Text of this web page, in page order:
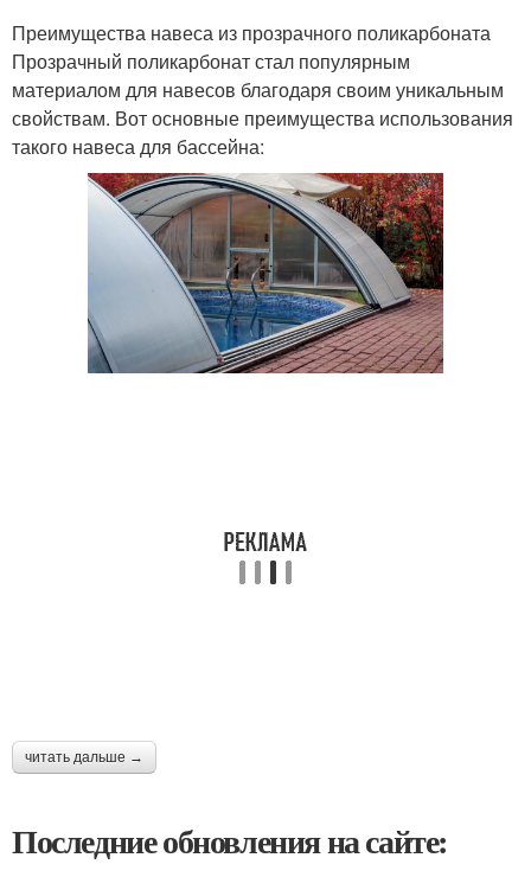
Преимущества навеса из прозрачного поликарбоната
Прозрачный поликарбонат стал популярным
материалом для навесов благодаря своим уникальным
свойствам. Вот основные преимущества использования
такого навеса для бассейна:
читать дальше →
Последние обновления на сайте: